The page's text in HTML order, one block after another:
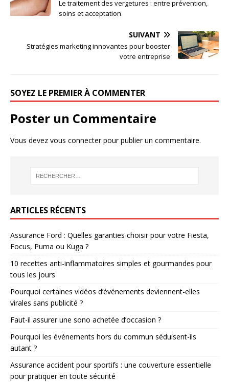
Le traitement des vergetures : entre prévention,
soins et acceptation
SUIVANT
Stratégies marketing innovantes pour booster
votre entreprise
SOYEZ LE PREMIER À COMMENTER
Poster un Commentaire
Vous devez vous connecterpour publier un commentaire.
ARTICLES RÉCENTS
Assurance Ford : Quelles garanties choisir pour votre Fiesta,
Focus, Puma ou Kuga ?
10 recettes anti-inflammatoires simples et gourmandes pour
tous les jours
Pourquoi certaines vidéos d’événements deviennent-elles
virales sans publicité ?
Faut-il assurer une sono achetée d’occasion ?
Pourquoi les événements hors du commun séduisent-ils
autant ?
Assurance accident pour sportifs : une couverture essentielle
pour pratiquer en toute sécurité